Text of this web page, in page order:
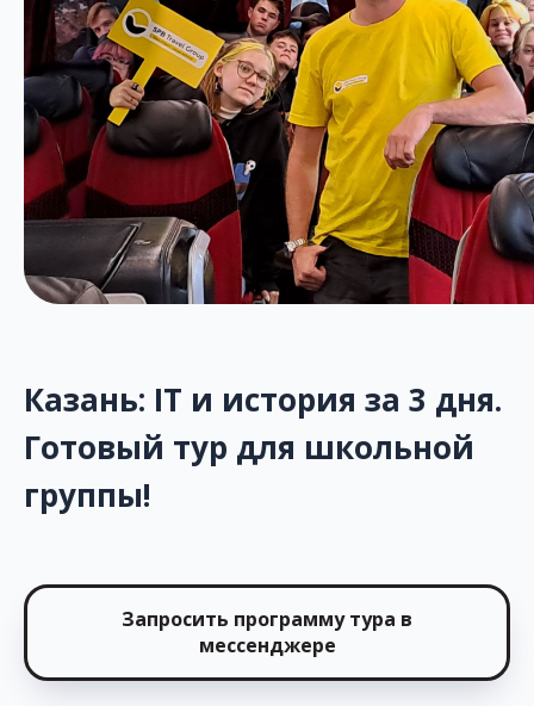
Казань: IT и история за 3 дня.
Готовый тур для школьной
группы!
Запросить программу тура в
мессенджере